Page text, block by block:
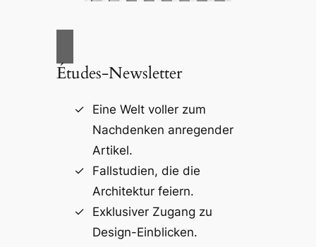
Études-Newsletter
Eine Welt voller zum
Nachdenken anregender
Artikel.
Fallstudien, die die
Architektur feiern.
Exklusiver Zugang zu
Design-Einblicken.